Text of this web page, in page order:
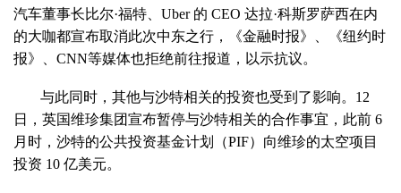
汽车董事长比尔·福特、Uber 的 CEO 达拉·科斯罗萨西在内
的大咖都宣布取消此次中东之行，《金融时报》、《纽约时
报》、CNN等媒体也拒绝前往报道，以示抗议。
与此同时，其他与沙特相关的投资也受到了影响。12
日，英国维珍集团宣布暂停与沙特相关的合作事宜，此前 6
月时，沙特的公共投资基金计划（PIF）向维珍的太空项目
投资 10 亿美元。